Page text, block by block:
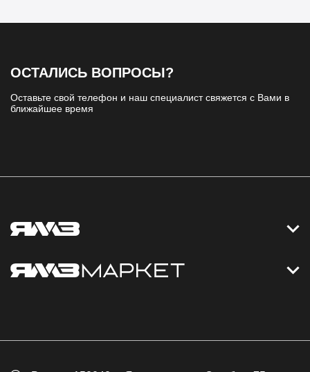
ОСТАЛИСЬ ВОПРОСЫ?
Оставьте свой телефон и наш специалист свяжется с Вами в
ближайшее время
Контакты